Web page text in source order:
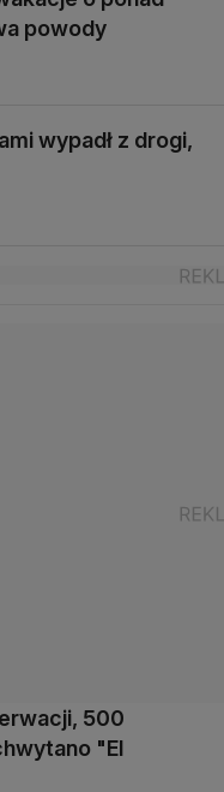
powody
wypadł z drogi,
500
"El